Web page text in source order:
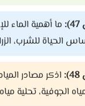
ما أهمية الماء
الحياة للشرب،
اذكر مصادر
الجوفية، تحلية